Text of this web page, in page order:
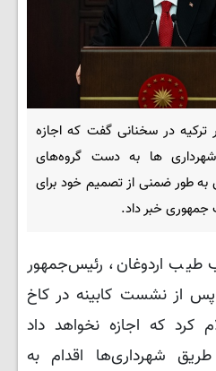
در سخنانی گفت که اجازه
ها به دست گروه‌های
به طور ضمنی از تصمیم خود برای
جمهوری خبر داد.
اردوغان، رئیس‌جمهور
پس از نشست کابینه در کاخ
کرد که اجازه نخواهد داد
شهرداری‌ها اقدام به